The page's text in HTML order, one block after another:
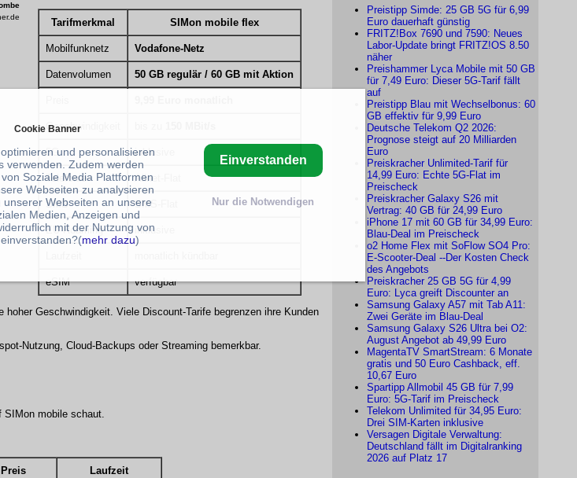
Tarifmerkmal SIMon mobile flex
Mobilfunknetz Vodafone-Netz
Datenvolumen 50 GB regulär / 60 GB mit Aktion
Geschwindigkeit
5G inklusive
Telefonie Allnet-Flat
SMS SMS-Flat
EU-Roaming inklusive
eSIM verfügbar
hoher Geschwindigkeit. Viele Discount-Tarife begrenzen ihre Kunden
Nutzung, Cloud-Backups oder Streaming bemerkbar.
SIMon mobile schaut.
Preis Laufzeit
Preistipp Simde: 25 GB 5G für 6,99
Euro dauerhaft günstig
FRITZ!Box 7690 und 7590: Neues
Labor-Update bringt FRITZ!OS 8.50
näher
Preishammer Lyca Mobile mit 50 GB
für 7,49 Euro: Dieser 5G-Tarif fällt
auf
Preistipp Blau mit Wechselbonus: 60
GB effektiv für 9,99 Euro
Deutsche Telekom Q2 2026:
Prognose steigt auf 20 Milliarden
Euro
Preiskracher Unlimited-Tarif für
14,99 Euro: Echte 5G-Flat im
Preischeck
Preiskracher Galaxy S26 mit
Vertrag: 40 GB für 24,99 Euro
iPhone 17 mit 60 GB für 34,99 Euro:
Blau-Deal im Preischeck
o2 Home Flex mit SoFlow SO4 Pro:
E-Scooter-Deal --Der Kosten Check
des Angebots
Preiskracher 25 GB 5G für 4,99
Euro: Lyca greift Discounter an
Samsung Galaxy A57 mit Tab A11:
Zwei Geräte im Blau-Deal
Samsung Galaxy S26 Ultra bei O2:
August Angebot ab 49,99 Euro
MagentaTV SmartStream: 6 Monate
gratis und 50 Euro Cashback, eff.
10,67 Euro
Spartipp Allmobil 45 GB für 7,99
Euro: 5G-Tarif im Preischeck
Telekom Unlimited für 34,95 Euro:
Drei SIM-Karten inklusive
Versagen Digitale Verwaltung:
Deutschland fällt im Digitalranking
2026 auf Platz 17
Cookie Banner
und personalisieren
verwenden. Zudem werden
Soziale Media Plattformen
Webseiten zu analysieren
Webseiten an unsere
Medien, Anzeigen und
mit der Nutzung von
mehr dazu)
Einverstanden
Nur die Notwendigen